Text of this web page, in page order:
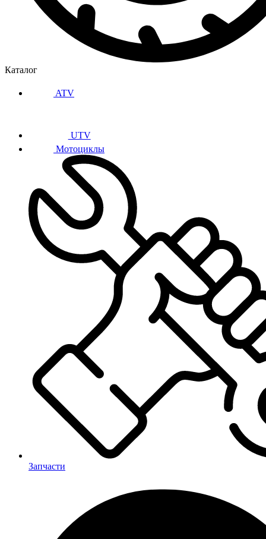
Каталог
ATV
UTV
Мотоциклы
Запчасти